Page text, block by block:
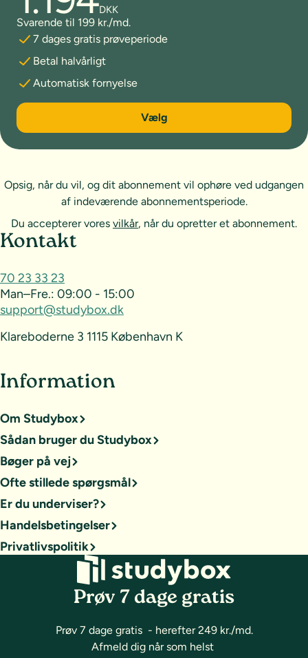
DKK
Svarende til 199 kr./md.
7 dages gratis prøveperiode
Betal halvårligt
Automatisk fornyelse
6 måneder
Vælg
Opsig, når du vil, og dit abonnement vil ophøre ved udgangen
af indeværende abonnementsperiode.
Du accepterer vores vilkår, når du opretter et abonnement.
Sideoversigt og kontakt
Kontakt
70 23 33 23
Man–Fre.: 09:00 - 15:00
support@studybox.dk
Klareboderne 3 1115 København K
Information
Om Studybox
Sådan bruger du Studybox
Bøger på vej
Ofte stillede spørgsmål
Er du underviser?
Handelsbetingelser
Privatlivspolitik
Prøv 7 dage gratis
Prøv 7 dage gratis - herefter 249 kr./md.
Afmeld dig når som helst